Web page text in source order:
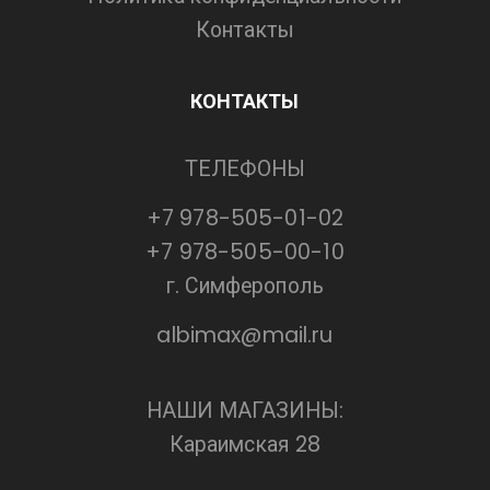
Контакты
КОНТАКТЫ
ТЕЛЕФОНЫ
+7 978-505-01-02
+7 978-505-00-10
г. Симферополь
albimax@mail.ru
НАШИ МАГАЗИНЫ:
Караимская 28